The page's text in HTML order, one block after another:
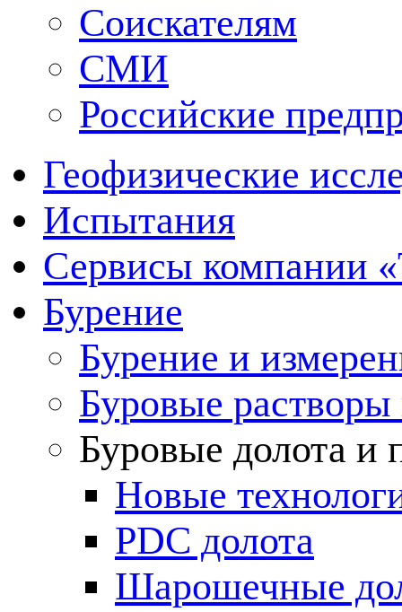
Соискателям
СМИ
Российские
Геофизические
Испытания
Сервисы компании
Бурение
Бурение и
Буровые
Буровые долота и
Новые
PDC долота
Шарошечные